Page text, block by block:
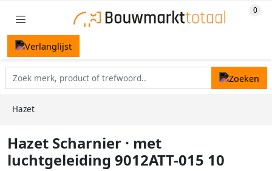
Hazet
Hazet Scharnier · met
luchtgeleiding 9012ATT-015 10